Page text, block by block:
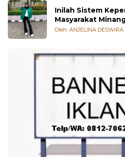
Inilah Sistem
Masyarakat
Oleh: ANJELINA DESWIRA